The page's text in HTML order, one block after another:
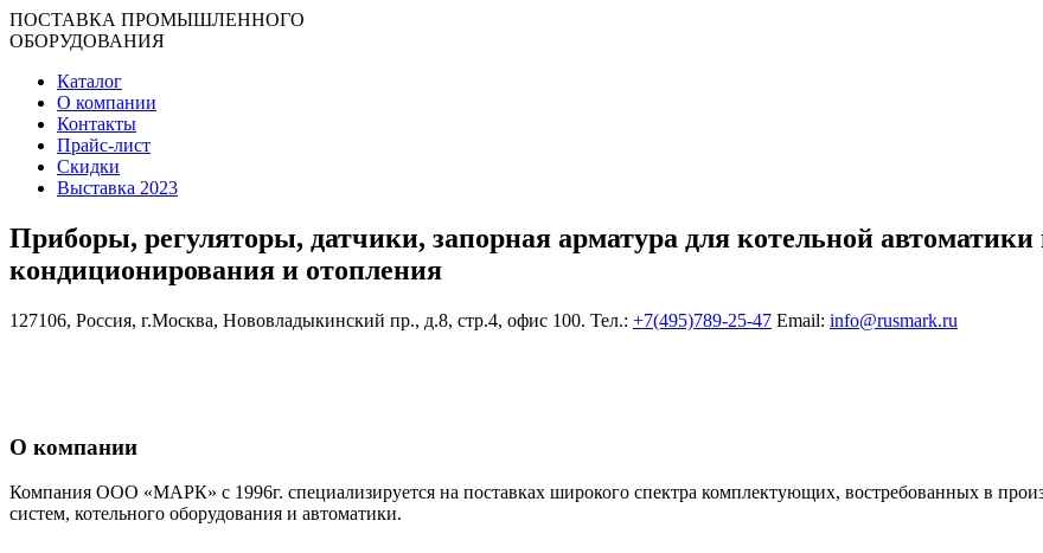
ПОСТАВКА ПРОМЫШЛЕННОГО
ОБОРУДОВАНИЯ
Каталог
О компании
Контакты
Прайс-лист
Скидки
Выставка 2023
Приборы, регуляторы, датчики, запорная арматура для котельной
кондиционирования и отопления
127106, Россия, г.Москва, Нововладыкинский пр., д.8, стр.4, офис 100. Тел.: +7(495)789-25-47 Еmail: info@rusmark.ru
О компании
Компания ООО «МАРК» с 1996г. специализируется на поставках широкого спектра комплектующих, востребованных в
систем, котельного оборудования и автоматики.